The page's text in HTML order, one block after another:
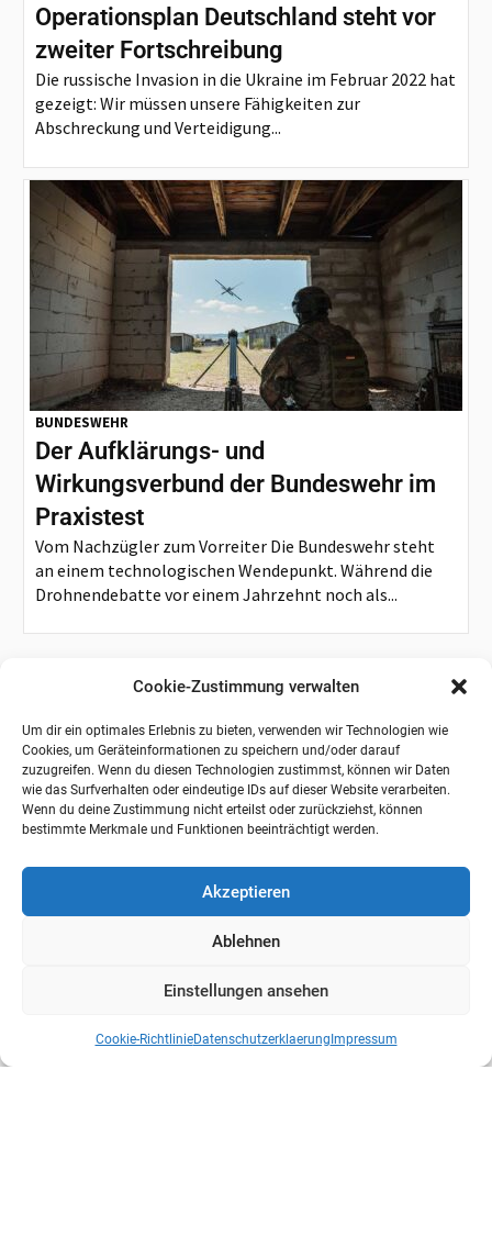
Cookie-Zustimmung verwalten
Um dir ein optimales Erlebnis zu bieten, verwenden wir Technologien wie
Cookies, um Geräteinformationen zu speichern und/oder darauf
zuzugreifen. Wenn du diesen Technologien zustimmst, können wir Daten
wie das Surfverhalten oder eindeutige IDs auf dieser Website verarbeiten.
Wenn du deine Zustimmung nicht erteilst oder zurückziehst, können
bestimmte Merkmale und Funktionen beeinträchtigt werden.
Akzeptieren
Ablehnen
Einstellungen ansehen
Cookie-RichtlinieDatenschutzerklaerung Impressum
Operationsplan Deutschland steht vor
zweiter Fortschreibung
Die russische Invasion in die Ukraine im Februar 2022 hat
gezeigt: Wir müssen unsere Fähigkeiten zur
Abschreckung und Verteidigung...
BUNDESWEHR
Der Aufklärungs- und
Wirkungsverbund der Bundeswehr im
Praxistest
Vom Nachzügler zum Vorreiter Die Bundeswehr steht
an einem technologischen Wendepunkt. Während die
Drohnendebatte vor einem Jahrzehnt noch als...